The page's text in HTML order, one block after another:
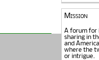
Mission
A forum for
sharing in
and
where the
or intrigue.